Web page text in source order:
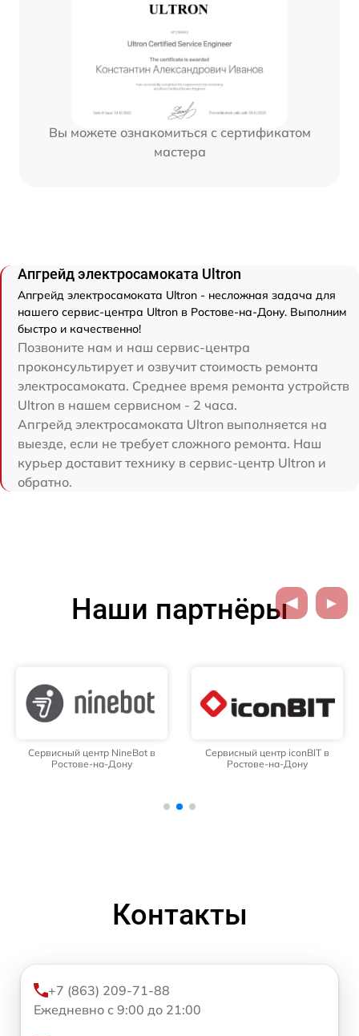
Вы можете ознакомиться с сертификатом
мастера
Апгрейд электросамоката Ultron
Апгрейд электросамоката Ultron - несложная задача для
нашего сервис-центра Ultron в Ростове-на-Дону. Выполним
быстро и качественно!
Позвоните нам и наш сервис-центра
проконсультирует и озвучит стоимость ремонта
электросамоката. Среднее время ремонта устройств
Ultron в нашем сервисном - 2 часа.
Апгрейд электросамоката Ultron выполняется на
выезде, если не требует сложного ремонта. Наш
курьер доставит технику в сервис-центр Ultron и
обратно.
Наши партнёры
Сервисный центр NineBot в
Ростове-на-Дону
Сервисный центр iconBIT в
Ростове-на-Дону
Контакты
+7 (863) 209-71-88
Ежедневно с 9:00 до 21:00